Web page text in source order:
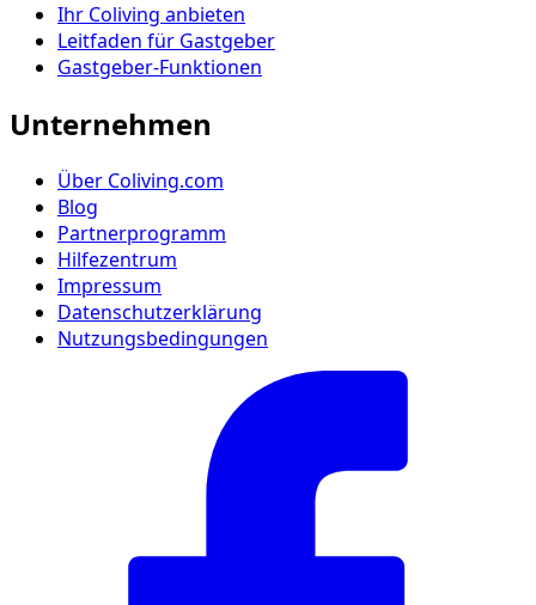
Ihr Coliving anbieten
Leitfaden für Gastgeber
Gastgeber-Funktionen
Unternehmen
Über Coliving.com
Blog
Partnerprogramm
Hilfezentrum
Impressum
Datenschutzerklärung
Nutzungsbedingungen